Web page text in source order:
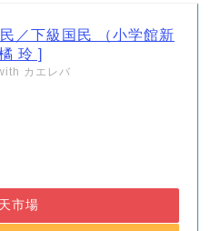
民／下級国民 （小学館新
玲 ]
カエレバ
市場